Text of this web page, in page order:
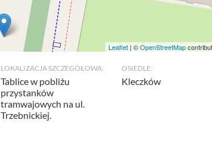
Leaflet| ©OpenStreetMap
LOKALIZACJA SZCZEGÓŁOWA:
Tablice w pobliżu
przystanków
tramwajowych na ul.
Trzebnickiej.
OSIEDLE:
Kleczków